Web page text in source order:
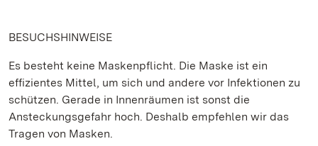
BESUCHSHINWEISE
Es besteht keine Maskenpflicht. Die Maske ist ein
effizientes Mittel, um sich und andere vor Infektionen zu
schützen. Gerade in Innenräumen ist sonst die
Ansteckungsgefahr hoch. Deshalb empfehlen wir das
Tragen von Masken.